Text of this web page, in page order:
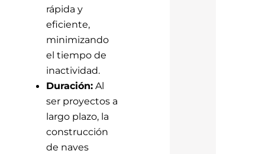
rápida y
eficiente,
minimizando
el tiempo de
inactividad.
Duración:Al
ser proyectos a
largo plazo, la
construcción
de naves